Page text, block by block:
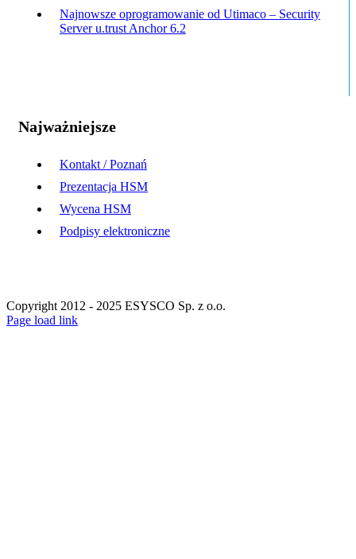
Najnowsze oprogramowanie od Utimaco – Security
Server u.trust Anchor 6.2
Najważniejsze
Kontakt / Poznań
Prezentacja HSM
Wycena HSM
Podpisy elektroniczne
Copyright 2012 - 2025 ESYSCO Sp. z o.o.
Facebook
X
Instagram
Pinterest
Page load link